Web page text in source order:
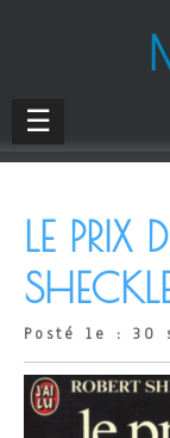
☰
LE PRIX
Posté le : 30